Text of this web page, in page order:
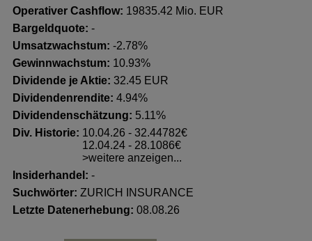
Operativer Cashflow: 19835.42 Mio. EUR
Bargeldquote: -
Umsatzwachstum: -2.78%
Gewinnwachstum: 10.93%
Dividende je Aktie: 32.45 EUR
Dividendenrendite: 4.94%
Dividendenschätzung: 5.11%
Div. Historie: 10.04.26 - 32.44782€
12.04.24 - 28.1086€
>weitere anzeigen...
Insiderhandel : -
Suchwörter: ZURICH INSURANCE
Letzte Datenerhebung: 08.08.26